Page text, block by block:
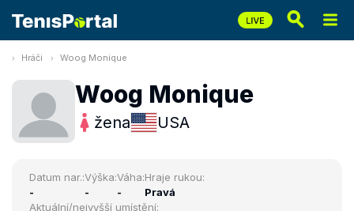
Hráči Woog Monique
Woog Monique
žena USA
Datum nar.:
-
Výška:
-
Váha:
-
Hraje rukou:
Pravá
Aktuální/nejvyšší umístění: